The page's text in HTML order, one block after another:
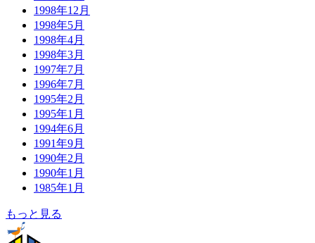
1998年12月
1998年5月
1998年4月
1998年3月
1997年7月
1996年7月
1995年2月
1995年1月
1994年6月
1991年9月
1990年2月
1990年1月
1985年1月
もっと見る